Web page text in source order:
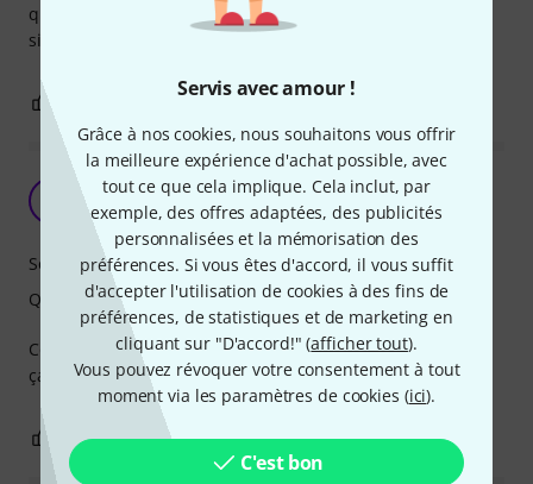
Servis avec amour !
Grâce à nos cookies, nous souhaitons vous offrir
la meilleure expérience d'achat possible, avec
tout ce que cela implique. Cela inclut, par
exemple, des offres adaptées, des publicités
personnalisées et la mémorisation des
préférences. Si vous êtes d'accord, il vous suffit
d'accepter l'utilisation de cookies à des fins de
préférences, de statistiques et de marketing en
cliquant sur "D'accord!" (afficher tout).
Vous pouvez révoquer votre consentement à tout
moment via les paramètres de cookies (ici).
C'est bon
que du bonheur
sim
Bon produit
obiou 15.07.2022
Cordes faciles à jouer. Un léger manque de brillance mais
ça n’est pas rédhibitoire
Son
Qualité de fabrication
0 SIGNALER L'ÉVALUATION